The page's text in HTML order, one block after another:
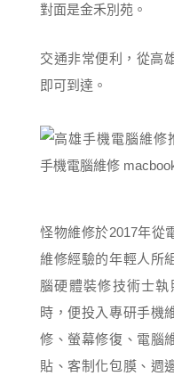
對面是金禾別苑。
交通非常便利，從高
即可到達。
怪物維修於2017年從
維修經驗的年輕人所
腦硬體裝修技術士
時，便投入專研手機
修、螢幕修復、電腦
貼、客制化包膜、週